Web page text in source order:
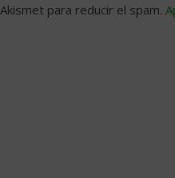
para reducir el spam.